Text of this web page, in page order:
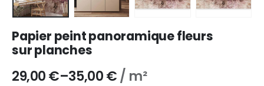
Papier peint panoramique fleurs
sur planches
29,00€–35,00€/ m²